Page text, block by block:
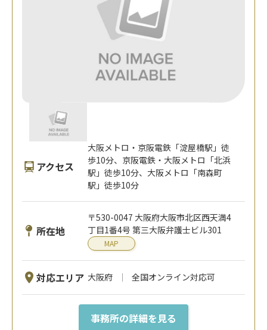
アクセス
大阪メトロ・京阪電鉄「淀屋橋駅」徒
歩10分、京阪電鉄・大阪メトロ「北浜
駅」徒歩10分、大阪メトロ「南森町
駅」徒歩10分
所在地
〒530-0047 大阪府大阪市北区西天満4
丁目1番4号 第三大阪弁護士ビル301
MAP
対応エリア 大阪府 全国オンライン対応可
事務所の詳細を見る